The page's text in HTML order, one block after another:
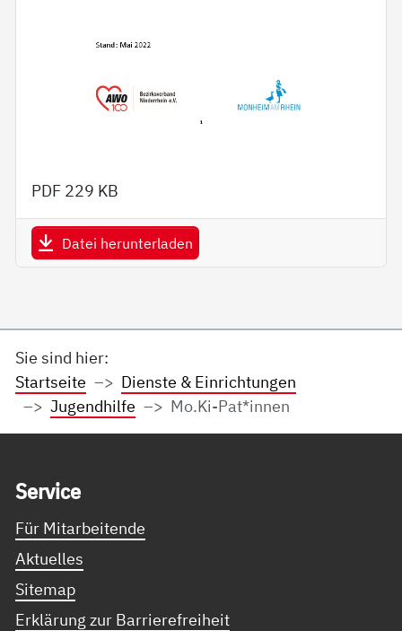
PDF 229 KB
Datei herunterladen
Sie sind hier:
Startseite
Dienste & Einrichtungen
Jugendhilfe
Mo.Ki-Pat*innen
Ser­vice
Für Mitarbeitende
Aktuelles
Sitemap
Erklärung zur Barrierefreiheit